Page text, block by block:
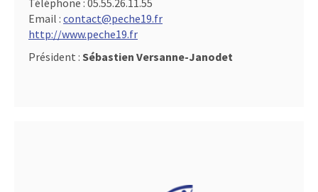
Email : contact@peche19.fr
http://www.peche19.fr
Président : Sébastien Versanne-Janodet